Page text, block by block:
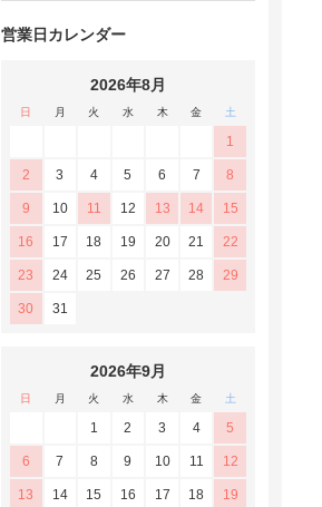
営業日カレンダー
2026年8月
日 月 火 水 木 金 土
1
2 3 4 5 6 7 8
9 10 11 12 13 14 15
16 17 18 19 20 21 22
23 24 25 26 27 28 29
30 31
2026年9月
日 月 火 水 木 金 土
1 2 3 4 5
6 7 8 9 10 11 12
13 14 15 16 17 18 19